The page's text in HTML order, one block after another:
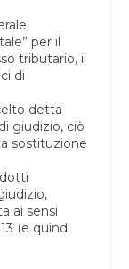
per il
tributario, il
di
detta
giudizio, ciò
sostituzione
ai sensi
(e quindi